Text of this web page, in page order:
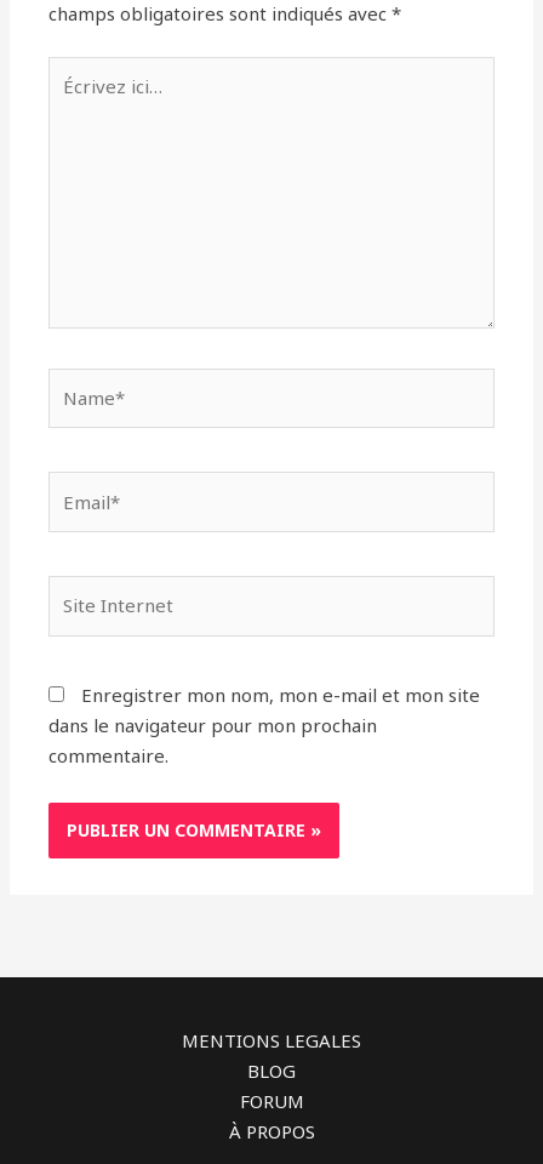
champs obligatoires sont indiqués avec*
ici…
Internet
Enregistrer mon nom, mon e-mail et mon site
dans le navigateur pour mon prochain
commentaire.
MENTIONS LEGALES
BLOG
FORUM
À PROPOS